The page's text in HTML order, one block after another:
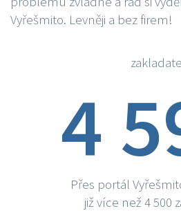
Vyřešmito. Levněji a bez firem!
4
Přes portál
již více než 4 500